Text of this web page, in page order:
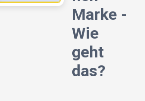
Marke -
Wie
geht
das?